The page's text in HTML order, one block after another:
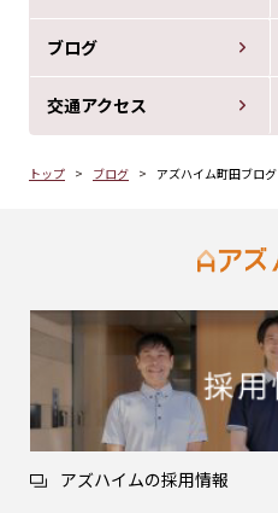
ブログ
交通アクセス
トップ ブログ アズハイム町田ブログ
アズハイムの採用情報